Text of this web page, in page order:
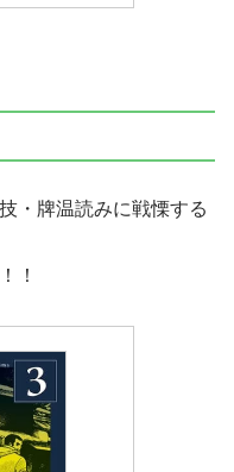
・牌温読みに戦慄する
！